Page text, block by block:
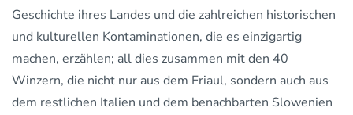
Geschichte ihres Landes und die zahlreichen historischen
und kulturellen Kontaminationen, die es einzigartig
machen, erzählen; all dies zusammen mit den 40
Winzern, die nicht nur aus dem Friaul, sondern auch aus
dem restlichen Italien und dem benachbarten Slowenien